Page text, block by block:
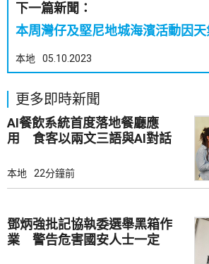
下一篇新聞：
本周灣仔及堅尼地城海濱活動因天
本地 05.10.2023
更多即時新聞
AI餐飲系統首度落地餐廳應
用 食客以兩文三語與AI對話
本地 22分鐘前
鄧炳強批記協執委選舉黑箱作
業 警告危害國安人士一定